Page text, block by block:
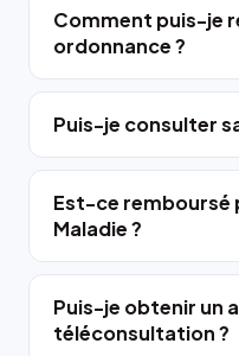
Comment puis-je
ordonnance ?
Puis-je consulter
Est-ce remboursé
Maladie ?
Puis-je obtenir un
téléconsultation ?